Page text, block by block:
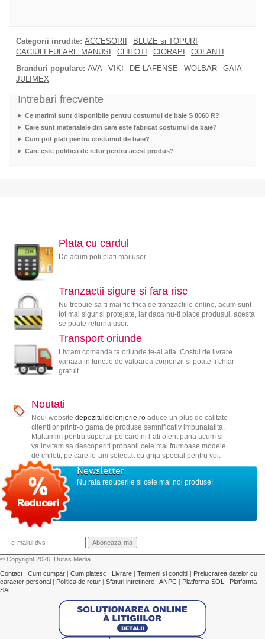
Categorii inrudite: ACCESORII
BLUZE si TOPURI
CACIULI FULARE MANUSI
CHILOTI CIORAPI
COLANTI
Branduri populare: AVA VIKI DE LAFENSE WOLBAR
GAIA
JULIMEX
Intrebari frecvente
Ce marimi sunt disponibile pentru costumul de baie S 8060 R?
Care sunt materialele din care este fabricat costumul de baie?
Cum pot plati pentru costumul de baie?
Care este politica de retur pentru acest produs?
Plata cu cardul
De acum poti plati mai usor
Tranzactii sigure si fara risc
Nu trebuie sa-ti mai fie frica de tranzactiile online, acum sunt
tot mai sigur si protejate, iar daca nu-ti place produsul, acesta
se poate returna usor.
Transport oriunde
Livram comanda ta oriunde te-ai afla. Costul de livrare
variaza in functie de valoarea comenzii si poate fi chiar
gratuit.
Noutati
Noul website depozituldelenjerie.roaduce un plus de calitate
clientilor printr-o gama de produse semnificativ imbunatatita.
Multumim pentru suportul pe care ni l-ati oferit pana acum si
va invitam sa descoperiti probabil cele mai frumoase modele
de chiloti, pe care le-am selectat cu grija special pentru voi.
Newsletter
Nu rata reducerile si cele mai noi produse!
© Copyright 2026, Duras Media
Contact | Cum cumpar | Cum platesc | Livrare | Termeni si conditii | Prelucrarea datelor cu
caracter personal | Politica de retur | Sfaturi intretinere | ANPC | Platforma SOL | Platforma
SAL